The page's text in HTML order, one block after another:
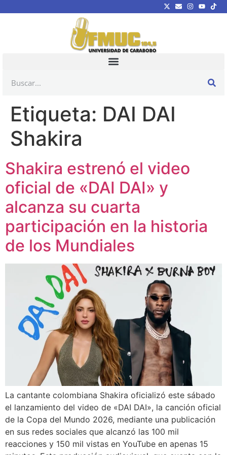
Etiqueta: DAI DAI
Shakira
Shakira estrenó el video
oficial de «DAI DAI» y
alcanza su cuarta
participación en la historia
de los Mundiales
La cantante colombiana Shakira oficializó este sábado
el lanzamiento del video de «DAI DAI», la canción oficial
de la Copa del Mundo 2026, mediante una publicación
en sus redes sociales que alcanzó las 100 mil
reacciones y 150 mil vistas en YouTube en apenas 15